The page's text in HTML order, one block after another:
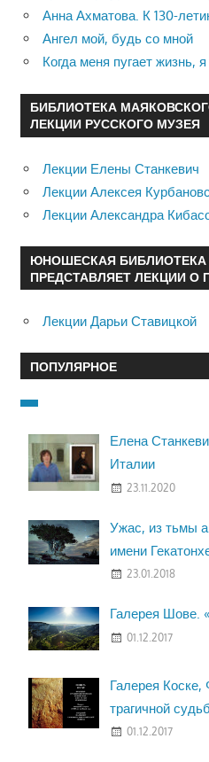
Анна Ахматова. К 130-
Ангел мой, будь со мной
Когда меня пугает жизнь,
БИБЛИОТЕКА
ЛЕКЦИИ РУССКОГО МУЗЕЯ
Лекции Елены Станкевич
Лекции Алексея
Лекции Александра
ЮНОШЕСКАЯ БИБЛИОТЕКА
ПРЕДСТАВЛЯЕТ ЛЕКЦИИ О
Лекции Дарьи Ставицкой
ПОПУЛЯРНОЕ
Елена
Италии
23.11.2020
Ужас, из тьмы
имени
23.01.2018
Галерея Шове.
01.12.2017
Галерея
трагичной
01.12.2017